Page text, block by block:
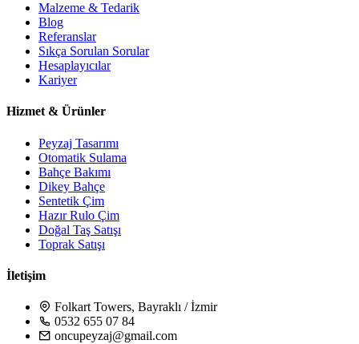
Malzeme & Tedarik
Blog
Referanslar
Sıkça Sorulan Sorular
Hesaplayıcılar
Kariyer
Hizmet & Ürünler
Peyzaj Tasarımı
Otomatik Sulama
Bahçe Bakımı
Dikey Bahçe
Sentetik Çim
Hazır Rulo Çim
Doğal Taş Satışı
Toprak Satışı
İletişim
Folkart Towers, Bayraklı / İzmir
0532 655 07 84
oncupeyzaj@gmail.com